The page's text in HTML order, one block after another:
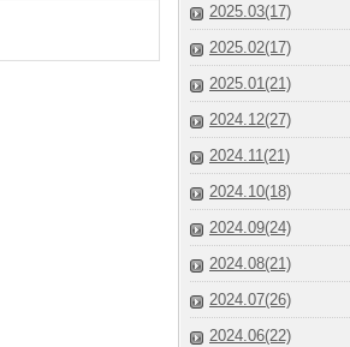
2025.03(17)
2025.02(17)
2025.01(21)
2024.12(27)
2024.11(21)
2024.10(18)
2024.09(24)
2024.08(21)
2024.07(26)
2024.06(22)